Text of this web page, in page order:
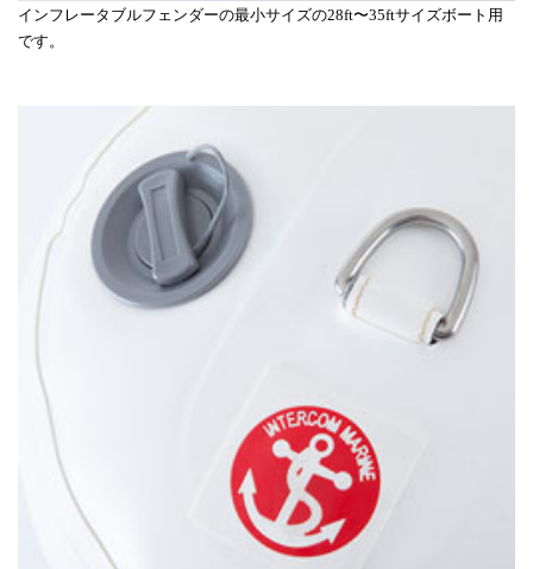
インフレータブルフェンダーの最小サイズの28ft〜35ftサイズボート用
です。